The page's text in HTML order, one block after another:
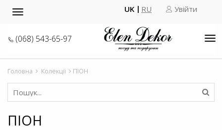
Toggle
UK RU Увійти
(068) 543-65-97
Головна Колекції ПІОН
ПІОН